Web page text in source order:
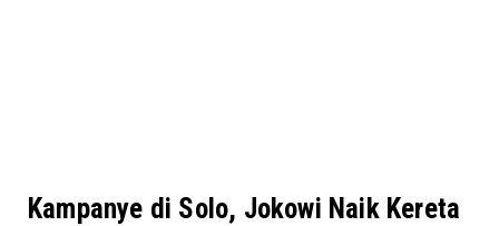
Kampanye di Solo, Jokowi Naik Kereta